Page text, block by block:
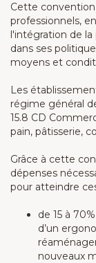
Cette
professionnels,
l'intégration de la
dans ses
moyens et
Les
régime général
15.8 CD
pain, pâtisserie,
Grâce à cette
dépenses
pour atteindre
de 15 à
d’un
nouveaux